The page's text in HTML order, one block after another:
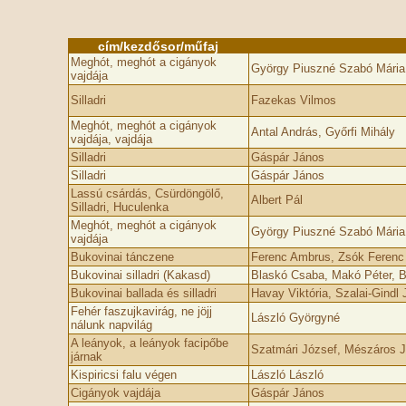
cím/kezdősor/műfaj
Meghót, meghót a cigányok
vajdája
György Piuszné Szabó Mária
Silladri
Fazekas Vilmos
Meghót, meghót a cigányok
vajdája, vajdája
Antal András, Győrfi Mihály
Silladri
Gáspár János
Silladri
Gáspár János
Lassú csárdás, Csürdöngölő,
Silladri, Huculenka
Albert Pál
Meghót, meghót a cigányok
vajdája
György Piuszné Szabó Mária
Bukovinai tánczene
Ferenc Ambrus, Zsók Ferenc
Bukovinai silladri (Kakasd)
Blaskó Csaba, Makó Péter,
Bukovinai ballada és silladri
Havay Viktória, Szalai-Gindl
Fehér faszujkavirág, ne jöjj
nálunk napvilág
László Györgyné
A leányok, a leányok facipőbe
járnak
Szatmári József, Mészáros
Kispiricsi falu végen
László László
Cigányok vajdája
Gáspár János